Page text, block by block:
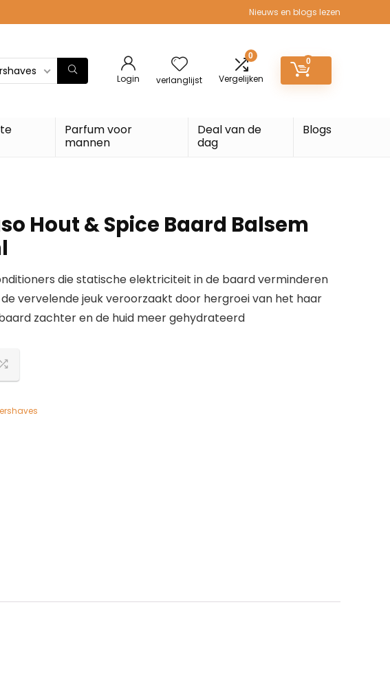
Nieuws en blogs lezen
Login verlanglijst
0
Vergelijken
0
Parfum voor
mannen
Deal van de
dag
Blogs
Hout & Spice Baard Balsem
die statische elektriciteit in de baard verminderen
vervelende jeuk veroorzaakt door hergroei van het haar
zachter en de huid meer gehydrateerd